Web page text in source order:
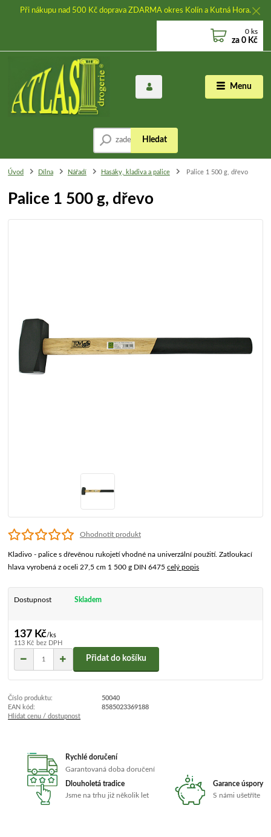
Při nákupu nad 500 Kč doprava ZDARMA okres Kolín a Kutná Hora.
Menu
Hledat
0 ks
za 0 Kč
Úvod Dílna Nářadí Hasáky, kladiva a palice Palice 1 500 g, dřevo
Palice 1 500 g, dřevo
Ohodnotit produkt
Kladivo - palice s dřevěnou rukojetí vhodné na univerzální použití. Zatloukací
hlava vyrobená z oceli 27,5 cm 1 500 g DIN 6475celý popis
Dostupnost Skladem
137 Kč/ks
113 Kč bez DPH
Přidat do košíku
Číslo produktu:
50040
EAN kód:
8585023369188
Hlídat cenu / dostupnost
Rychlé doručení
Garantovaná doba doručení
Dlouholetá tradice
Jsme na trhu již několik let
Garance úspory
S námi ušetříte